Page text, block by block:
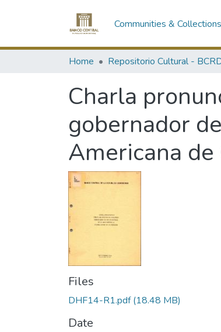
Communities & Collections
Home Repositorio Cultural -
Charla
gobernador
Americana de
Files
DHF14-R1.pdf(18.48 MB)
Date